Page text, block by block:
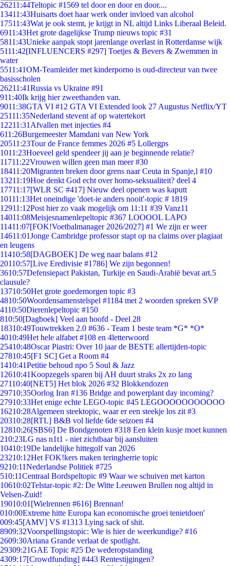
26211:44Teltopic #1569 tel door en door en door....
13411:43Huisarts doet haar werk onder invloed van alcohol
17511:43Wat je ook stemt, je krijgt in NL altijd Links Liberaal Beleid.
6911:43Het grote dagelijkse Trump nieuws topic #31
5811:43Unieke aanpak stopt jarenlange overlast in Rotterdamse wijk
5111:42[INFLUENCERS #297] Toetjes & Bevers & Zwemmen in
water
5511:41OM-Teamleider met kinderporno is oud-directeur van twee
basisscholen
26211:41Russia vs Ukraine #91
911:40Ik krijg hier zweethanden van.
9011:38GTA VI #12 GTA VI Extended look 27 Augustus Netflix/YT
25111:35Nederland stevent af op watertekort
12211:31 Afvallen met injecties #4
611:26Burgemeester Mamdani van New York
20511:23Tour de France femmes 2026 #5 Lollergps
1011:23Hoeveel geld spendeer jij aan je beginnende relatie?
11711:22Vrouwen willen geen man meer #30
18411:20Migranten breken door grens naar Ceuta in Spanje,l #10
13211:19Hoe denkt God echt over homo-seksualiteit? deel 4
17711:17[WLR SC #417] Nieuw deel openen was kaputt
10111:13Het oneindige 'doet-ie anders nooit'-topic # 1819
12911:12Post hier zo vaak mogelijk om 11:11 #39 Vanz11
14011:08Meisjesnamenlepeltopic #367 LOOOOL LAPO
11411:07[FOK!Voetbalmanager 2026/2027] #1 We zijn er weer
14611:01Jonge Cambridge professor stapt op na claims over plagiaat
en leugens
11410:58[DAGBOEK] De weg naar balans #12
20110:57[Live Eredivisie #1786] We zijn begonnen!
3610:57Defensiepact Pakistan, Turkije en Saudi-Arabië bevat art.5
clausule?
13710:50Het grote goedemorgen topic #3
4810:50Woordensamenstelspel #1184 met 2 woorden spreken SVP
4110:50Dierenlepeltopic #150
810:50[Dagboek] Veel aan hoofd - Deel 28
18310:49Touwtrekken 2.0 #636 - Team 1 beste team *G* *O*
4010:49Het hele alfabet #108 en 4letterwoord
25410:48Oscar Piastri: Over 10 jaar de BESTE allertijden-topic
27810:45[F1 SC] Get a Room #4
1410:41Petitie behoud npo 5 Soul & Jazz
12610:41Koopzegels sparen bij AH duurt straks 2x zo lang
27110:40[NET5] Het blok 2026 #32 Blokkendozen
29710:35Oorlog Iran #136 Bridge and powerplant day incoming?
27910:33Het enige echte LEGO-topic #45 LEGOOOOOOOOOOO
16210:28Algemeen steektopic, waar er een steekje los zit #3
20310:28[RTL] B&B vol liefde 6de seizoen #4
12810:26[SBS6] De Bondgenoten #318 Een klein kusje moet kunnen
210:23LG nas n1t1 - niet zichtbaar bij aansluiten
10410:19De landelijke hittegolf van 2026
23210:12Het FOK!kers maken teringherrie topic
9210:11Nederlandse Politiek #725
510:11Centraal Bordspeltopic #9 Waar we schuiven met karton
10610:02Telstar-topic #2: De Witte Leeuwen Brullen nog altijd in
Velsen-Zuid!
19010:01 [Wielrennen #616] Brennan!
010:00Extreme hitte Europa kan economische groei tenietdoen'
009:45[AMV] VS #1313 Lying sack of shit.
8909:32Voorspellingstopic: Wie is hier de weerkundige? #16
2609:30Ariana Grande verlaat de spotlight.
29309:21GAE Topic #25 De wederopstanding
4309:17[Crowdfunding] #443 Rentestijgingen?